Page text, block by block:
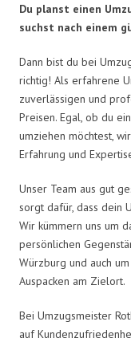
Du planst einen
suchst nach einem
Dann bist du bei
richtig! Als erfahrene
zuverlässigen und
Preisen. Egal, ob du
umziehen möchtest,
Erfahrung und
Unser Team aus gut
sorgt dafür, dass dein
Wir kümmern uns um
persönlichen
Würzburg und auch
Auspacken am Zielort.
Bei Umzugsmeister
auf